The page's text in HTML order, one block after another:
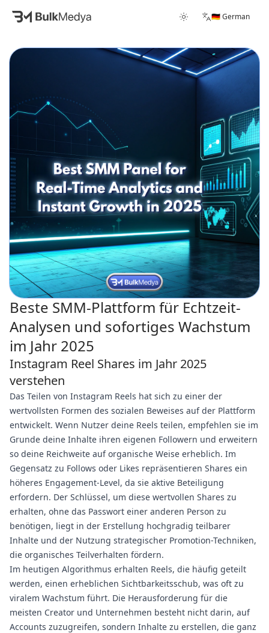
🇩🇪 German
Beste SMM-Plattform für Echtzeit-
Analysen und sofortiges Wachstum
im Jahr 2025
Instagram Reel Shares im Jahr 2025
verstehen
Das Teilen von Instagram Reels hat sich zu einer der
wertvollsten Formen des sozialen Beweises auf der Plattform
entwickelt. Wenn Nutzer deine Reels teilen, empfehlen sie im
Grunde deine Inhalte ihren eigenen Followern und erweitern
so deine Reichweite auf organische Weise erheblich. Im
Gegensatz zu Follows oder Likes repräsentieren Shares ein
höheres Engagement-Level, da sie aktive Beteiligung
erfordern. Der Schlüssel, um diese wertvollen Shares zu
erhalten, ohne das Passwort einer anderen Person zu
benötigen, liegt in der Erstellung hochgradig teilbarer
Inhalte und der Nutzung strategischer Promotion-Techniken,
die organisches Teilverhalten fördern.
Im heutigen Algorithmus erhalten Reels, die häufig geteilt
werden, einen erheblichen Sichtbarkeitsschub, was oft zu
viralem Wachstum führt. Die Herausforderung für die
meisten Creator und Unternehmen besteht nicht darin, auf
Accounts zuzugreifen, sondern Inhalte zu erstellen, die ganz